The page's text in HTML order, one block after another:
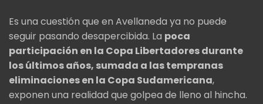
Es una cuestión que en Avellaneda ya no puede
seguir pasando desapercibida. La poca
participación en la Copa Libertadores durante
los últimos años, sumada a las tempranas
eliminaciones en la Copa Sudamericana,
exponen una realidad que golpea de lleno al hincha.